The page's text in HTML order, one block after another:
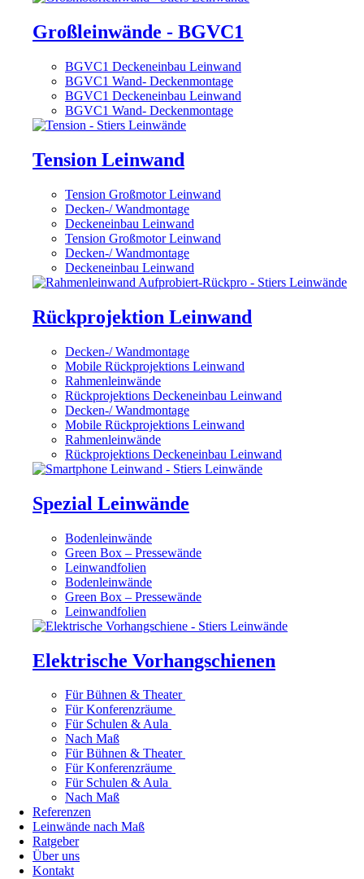
Großleinwände - BGVC1
BGVC1 Deckeneinbau Leinwand
BGVC1 Wand- Deckenmontage
BGVC1 Deckeneinbau Leinwand
BGVC1 Wand- Deckenmontage
Tension Leinwand
Tension Großmotor Leinwand
Decken-/ Wandmontage
Deckeneinbau Leinwand
Tension Großmotor Leinwand
Decken-/ Wandmontage
Deckeneinbau Leinwand
Rückprojektion Leinwand
Decken-/ Wandmontage
Mobile Rückprojektions Leinwand
Rahmenleinwände
Rückprojektions Deckeneinbau Leinwand
Decken-/ Wandmontage
Mobile Rückprojektions Leinwand
Rahmenleinwände
Rückprojektions Deckeneinbau Leinwand
Spezial Leinwände
Bodenleinwände
Green Box – Pressewände
Leinwandfolien
Bodenleinwände
Green Box – Pressewände
Leinwandfolien
Elektrische Vorhangschienen
Für Bühnen & Theater
Für Konferenzräume
Für Schulen & Aula
Nach Maß
Für Bühnen & Theater
Für Konferenzräume
Für Schulen & Aula
Nach Maß
Referenzen
Leinwände nach Maß
Ratgeber
Über uns
Kontakt